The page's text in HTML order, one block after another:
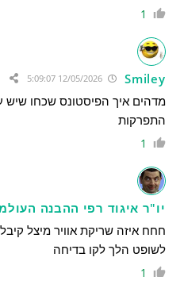
1
Smiley
מדהים איך הפיסטונס שכחו שיש
התפרקות
1
יו"ר איגוד רפי ההבנה
חחח איזה שריקת אוויר מיצל
לשופט הלך לקו בדיחה
1